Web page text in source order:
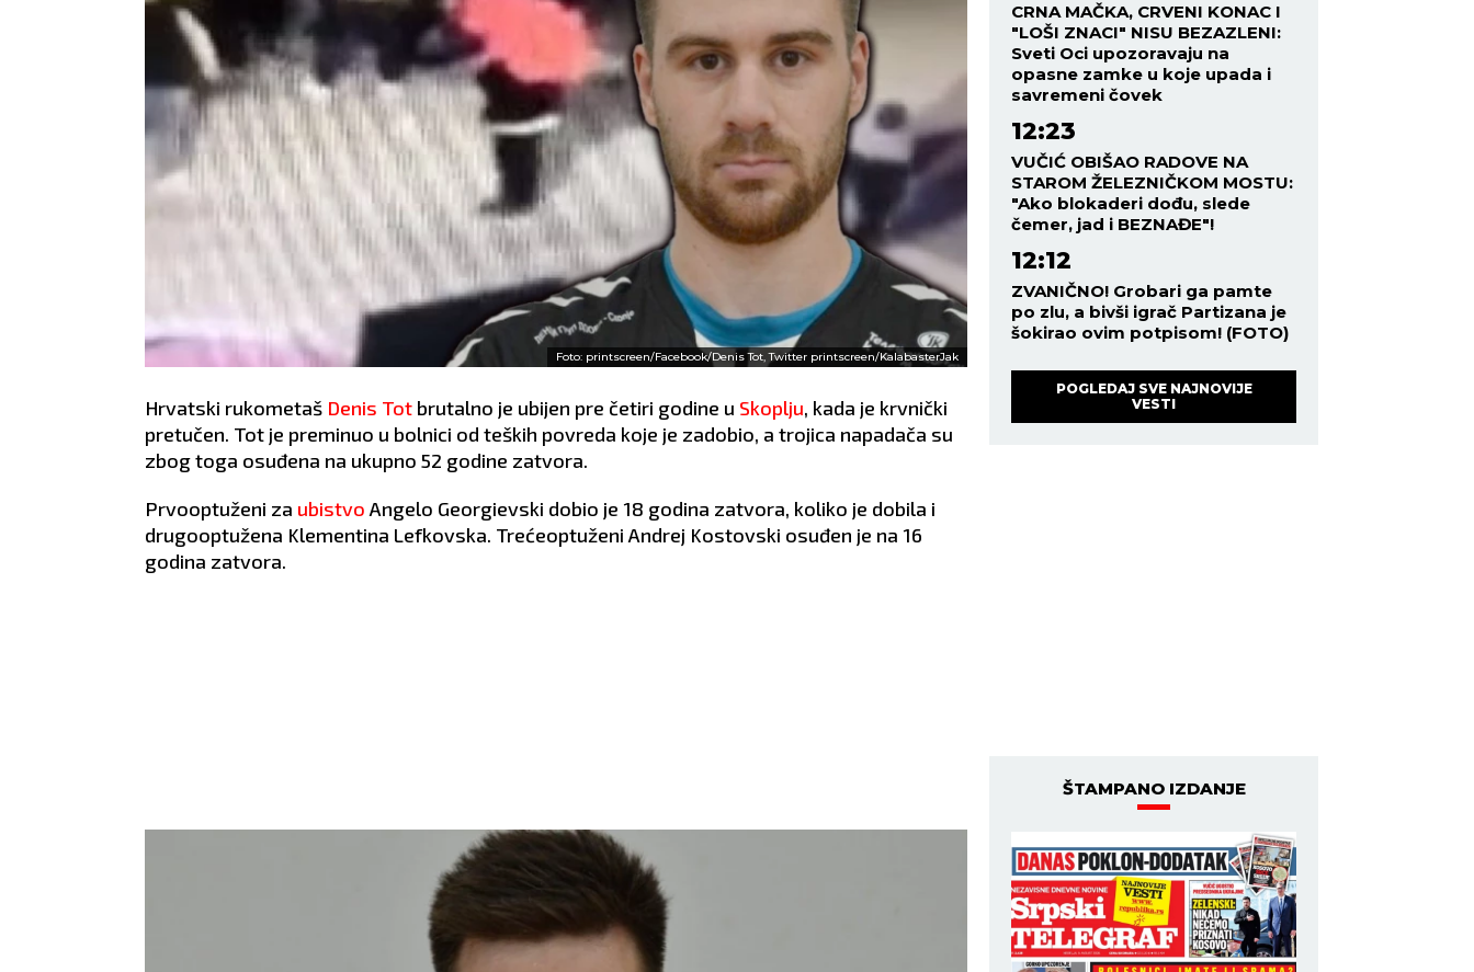
Foto: printscreen/Facebook/Denis Tot, Twitter printscreen/KalabasterJak
Hrvatski rukometaš Denis Tot brutalno je ubijen pre četiri godine u Skoplju, kada je krvnički
pretučen. Tot je preminuo u bolnici od teških povreda koje je zadobio, a trojica napadača su
zbog toga osuđena na ukupno 52 godine zatvora.
Prvooptuženi za ubistvo Angelo Georgievski dobio je 18 godina zatvora, koliko je dobila i
drugooptužena Klementina Lefkovska. Trećeoptuženi Andrej Kostovski osuđen je na 16
godina zatvora.
CRNA MAČKA, CRVENI KONAC I
"LOŠI ZNACI" NISU BEZAZLENI:
Sveti Oci upozoravaju na
opasne zamke u koje upada i
savremeni čovek
12:23
VUČIĆ OBIŠAO RADOVE NA
STAROM ŽELEZNIČKOM MOSTU:
"Ako blokaderi dođu, slede
čemer, jad i BEZNAĐE"!
12:12
ZVANIČNO! Grobari ga pamte
po zlu, a bivši igrač Partizana je
šokirao ovim potpisom! (FOTO)
POGLEDAJ SVE NAJNOVIJE
VESTI
ŠTAMPANO IZDANJE